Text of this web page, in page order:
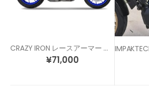
CRAZY IRON レースアーマー MT07 / XSR700
¥71,000